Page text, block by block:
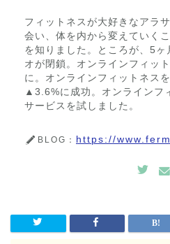
フィットネスが大好きなアラ
会い、体を内から変えていく
を知りました。ところが、5
オが閉鎖。オンラインフィッ
に。オンラインフィットネス
▲3.6%に成功。オンラインフ
サービスを試しました。
BLOG： https://